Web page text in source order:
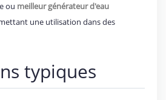
ou meilleur générateur d'eau
une utilisation dans des
typiques